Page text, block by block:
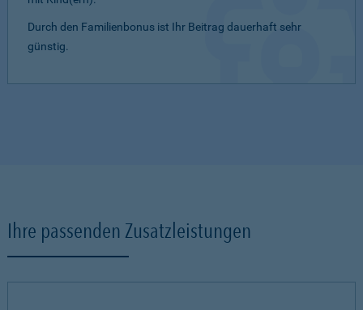
Durch den Familienbonus ist Ihr Beitrag dauerhaft sehr
günstig.
Ihre passenden Zusatzleistungen